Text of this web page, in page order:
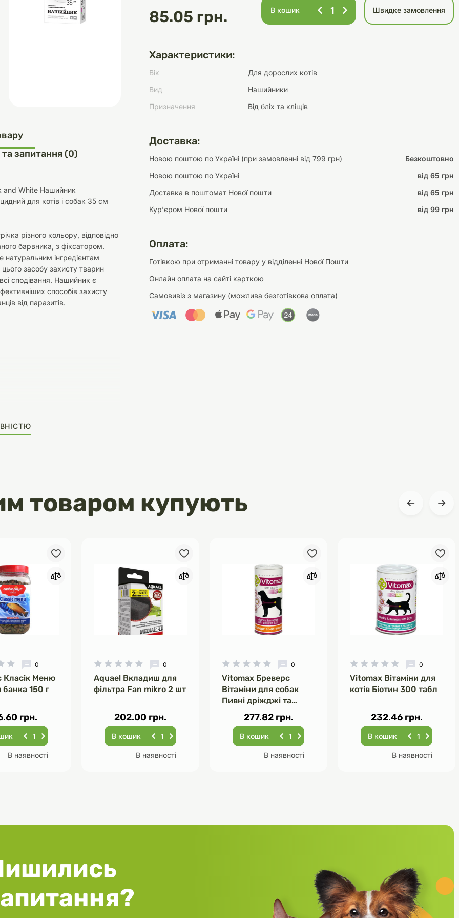
Домашній затишок
Переноски
Засоби для догляду
догляду
Наповнювачі
Засоби для догляду
85.05 грн. В кошик Швидке замовлення
Характеристики:
Вік
Для дорослих котів
Вид
Нашийники
Призначення
Від бліх та кліщів
Доставка:
Новою поштою по Україні (при замовленні від 799 грн)
Безкоштовно
Новою поштою по Україні
від 65 грн
Доставка в поштомат Нової пошти
від 65 грн
Курʼєром Нової пошти
від 99 грн
Оплата:
Готівкою при отриманні товару у відділенні Нової Пошти
Онлайн оплата на сайті карткою
Самовивіз з магазину (можлива безготівкова оплата)
та запитання (0)
and White Нашийник
для котів і собак 35 см
різного кольору, відповідно
барвника, з фіксатором.
натуральним інгредієнтам
цього засобу захисту тварин
сподівання. Нашийник є
способів захисту
від паразитів.
товаром купують
0
Класік Меню
150 г
грн.
В наявності
0
Aquael Вкладиш для
фільтра Fan mikro 2 шт
202.00 грн.
В кошик
В наявності
0
Vitomax Бреверс
Вітаміни для собак
Пивні дріжджі та
Часник 120 табл
277.82 грн.
В кошик
В наявності
0
Vitomax Вітаміни для
котів Біотин 300 табл
232.46 грн.
В кошик
В наявності